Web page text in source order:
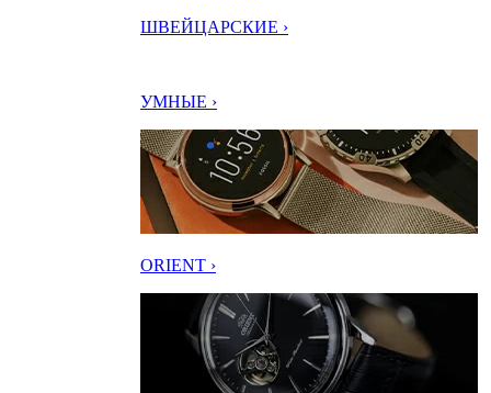
ШВЕЙЦАРСКИЕ ›
УМНЫЕ ›
ORIENT ›